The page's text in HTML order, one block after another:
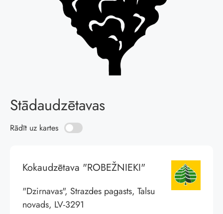
Stādaudzētavas
Rādīt uz kartes
Kokaudzētava "ROBEŽNIEKI"
"Dzirnavas", Strazdes pagasts, Talsu
novads, LV-3291